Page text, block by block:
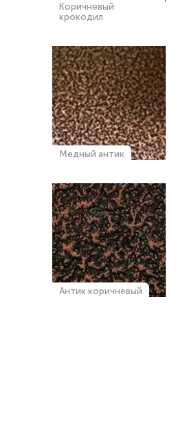
Коричневый
крокодил
Медный антик
Антик коричневый